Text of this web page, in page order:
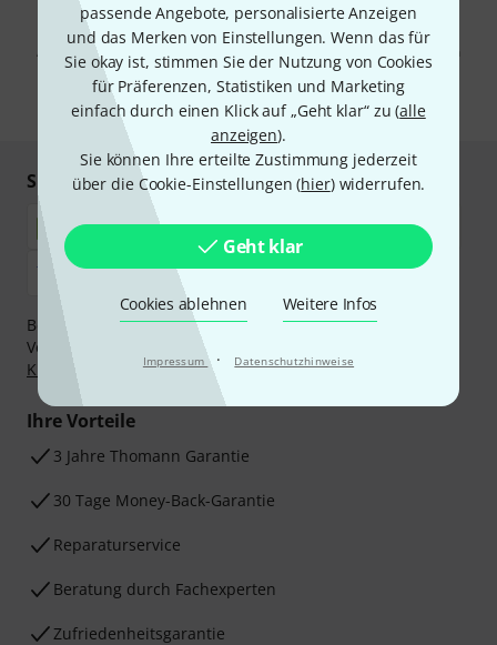
passende Angebote, personalisierte Anzeigen
und das Merken von Einstellungen. Wenn das für
Sie okay ist, stimmen Sie der Nutzung von Cookies
für Präferenzen, Statistiken und Marketing
einfach durch einen Klick auf „Geht klar“ zu (alle
anzeigen).
Sie können Ihre erteilte Zustimmung jederzeit
über die Cookie-Einstellungen (hier) widerrufen.
Geht klar
Cookies ablehnen Weitere Infos
Impressum · Datenschutzhinweise
Mit Klick auf „Jetzt anmelden“ stimmen Sie dem Erhalt von E-Mail-
Werbung und einer Messung des E-Mail-Nutzungsverhaltens zu. Die
Abmeldung ist jederzeit möglich. Weitere Informationen finden Sie in
unserenDatenschutzhinweisen
* Pflichtfeld
Sicher einkaufen & bezahlen
Bezahlen Sie vertraulich und sicher per Nachnahme,
Vorkasse, PayPal, Amazon Pay,
Klarna Ratenzahlungoder Kreditkarte.
Ihre Vorteile
3 Jahre Thomann Garantie
30 Tage Money-Back-Garantie
Reparaturservice
Beratung durch Fachexperten
Zufriedenheitsgarantie